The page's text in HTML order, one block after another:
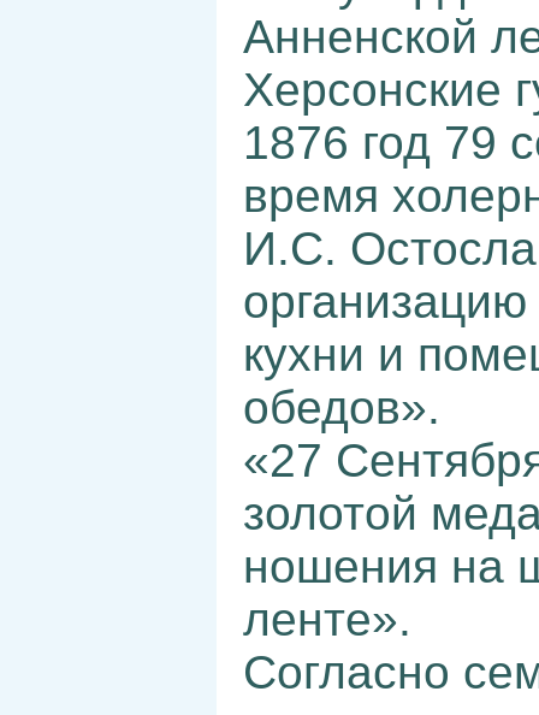
Анненской
Херсонские
1876 год 79
время
И.С.
кухни и
обедов».
«27
золотой
ношения на
ленте».
Согласно